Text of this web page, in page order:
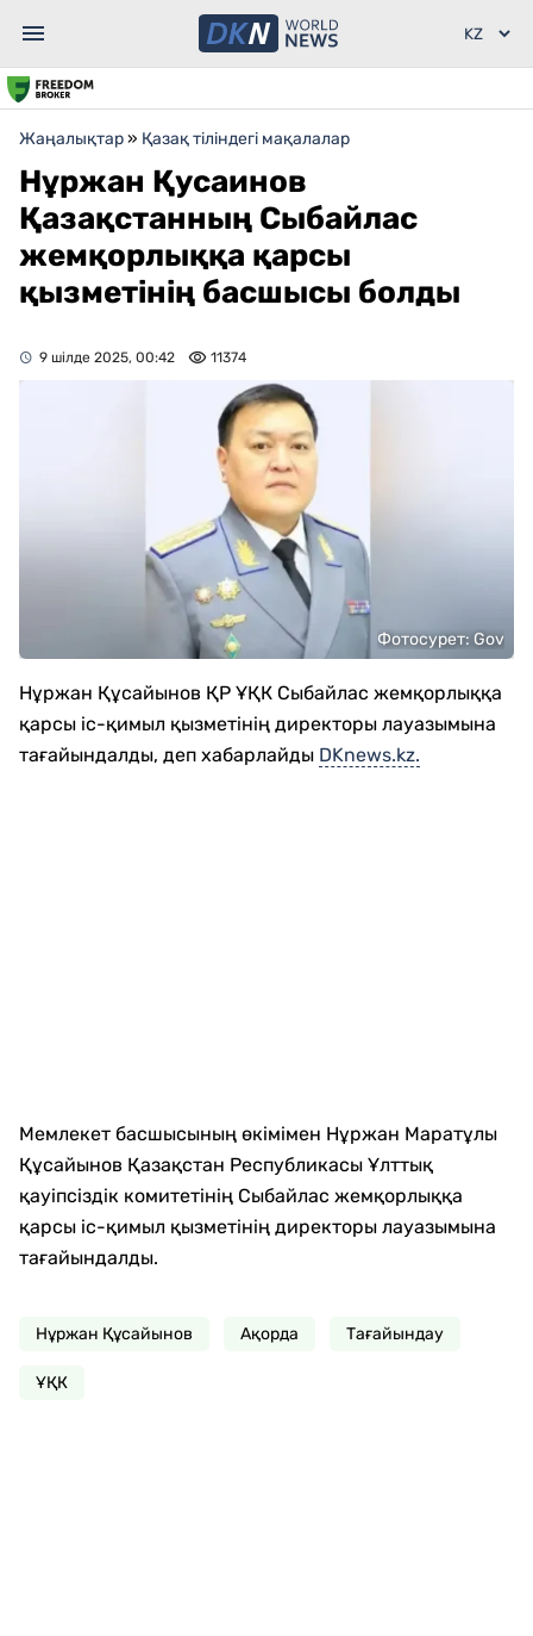
Жаңалықтар» Қазақ тіліндегі мақалалар
Нұржан Қусаинов
Қазақстанның Сыбайлас
жемқорлыққа қарсы
қызметінің басшысы болды
9 шілде 2025, 00:42 11374
Фотосурет: Gov
Нұржан Құсайынов ҚР ҰҚК Сыбайлас жемқорлыққа
қарсы іс-қимыл қызметінің директоры лауазымына
тағайындалды, деп хабарлайды DKnews.kz.
Мемлекет басшысының өкімімен Нұржан Маратұлы
Құсайынов Қазақстан Республикасы Ұлттық
қауіпсіздік комитетінің Сыбайлас жемқорлыққа
қарсы іс-қимыл қызметінің директоры лауазымына
тағайындалды.
Нұржан Құсайынов Ақорда Тағайындау
ҰҚК